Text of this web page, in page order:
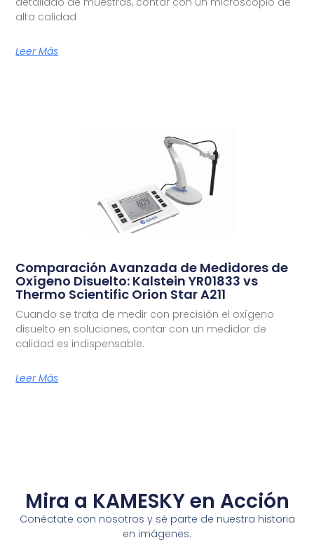
alta calidad
Leer Más
Comparación Avanzada de Medidores de
Oxígeno Disuelto: Kalstein YR01833 vs
Thermo Scientific Orion Star A211
Cuando se trata de medir con precisión el oxígeno
disuelto en soluciones, contar con un medidor de
calidad es indispensable.
Leer Más
Mira a KAMESKY en Acción
Conéctate con nosotros y sé parte de nuestra historia
en imágenes.